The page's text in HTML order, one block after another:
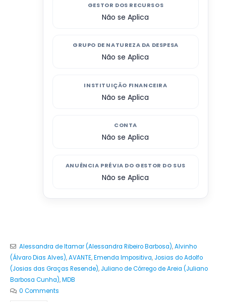
GESTOR DOS RECURSOS
Não se Aplica
GRUPO DE NATUREZA DA DESPESA
Não se Aplica
INSTITUIÇÃO FINANCEIRA
Não se Aplica
CONTA
Não se Aplica
ANUÊNCIA PRÉVIA DO GESTOR DO SUS
Não se Aplica
Alessandra de Itamar (Alessandra Ribeiro Barbosa),Alvinho
(Álvaro Dias Alves),AVANTE,Emenda Impositiva, Josias do Adolfo
(Josias das Graças Resende), Juliano de Córrego de Areia (Juliano
Barbosa Cunha),MDB
0 Comments